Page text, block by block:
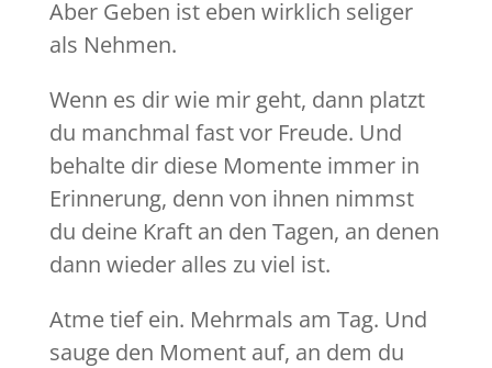
Aber Geben ist eben wirklich seliger
als Nehmen.
Wenn es dir wie mir geht, dann platzt
du manchmal fast vor Freude. Und
behalte dir diese Momente immer in
Erinnerung, denn von ihnen nimmst
du deine Kraft an den Tagen, an denen
dann wieder alles zu viel ist.
Atme tief ein. Mehrmals am Tag. Und
sauge den Moment auf, an dem du